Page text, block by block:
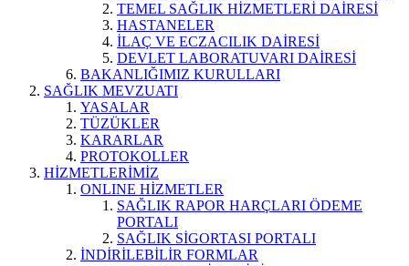
TEMEL SAĞLIK HİZMETLERİ DAİRESİ
HASTANELER
İLAÇ VE ECZACILIK DAİRESİ
DEVLET LABORATUVARI DAİRESİ
BAKANLIĞIMIZ KURULLARI
SAĞLIK MEVZUATI
YASALAR
TÜZÜKLER
KARARLAR
PROTOKOLLER
HİZMETLERİMİZ
ONLINE HİZMETLER
SAĞLIK RAPOR HARÇLARI ÖDEME
PORTALI
SAĞLIK SİGORTASI PORTALI
İNDİRİLEBİLİR FORMLAR